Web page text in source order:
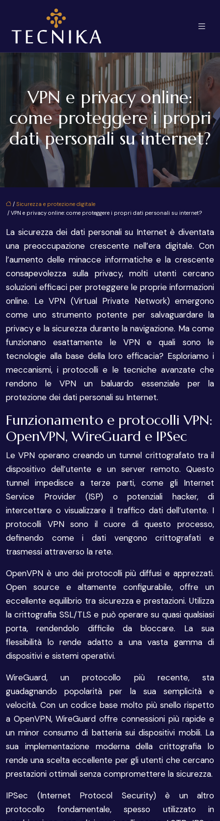
VPN e privacy online:
come proteggere i propri
dati personali su internet?
/ Sicurezza e protezione digitale
/ VPN e privacy online: come proteggere i propri dati personali su internet?
La sicurezza dei dati personali su Internet è diventata
una preoccupazione crescente nell’era digitale. Con
l’aumento delle minacce informatiche e la crescente
consapevolezza sulla privacy, molti utenti cercano
soluzioni efficaci per proteggere le proprie informazioni
online. Le VPN (Virtual Private Network) emergono
come uno strumento potente per salvaguardare la
privacy e la sicurezza durante la navigazione. Ma come
funzionano esattamente le VPN e quali sono le
tecnologie alla base della loro efficacia? Esploriamo i
meccanismi, i protocolli e le tecniche avanzate che
rendono le VPN un baluardo essenziale per la
protezione dei dati personali su Internet.
Funzionamento e protocolli VPN:
OpenVPN, WireGuard e IPSec
Le VPN operano creando un tunnel crittografato tra il
dispositivo dell’utente e un server remoto. Questo
tunnel impedisce a terze parti, come gli Internet
Service Provider (ISP) o potenziali hacker, di
intercettare o visualizzare il traffico dati dell’utente. I
protocolli VPN sono il cuore di questo processo,
definendo come i dati vengono crittografati e
trasmessi attraverso la rete.
OpenVPN è uno dei protocolli più diffusi e apprezzati.
Open source e altamente configurabile, offre un
eccellente equilibrio tra sicurezza e prestazioni. Utilizza
la crittografia SSL/TLS e può operare su quasi qualsiasi
porta, rendendolo difficile da bloccare. La sua
flessibilità lo rende adatto a una vasta gamma di
dispositivi e sistemi operativi.
WireGuard, un protocollo più recente, sta
guadagnando popolarità per la sua semplicità e
velocità. Con un codice base molto più snello rispetto
a OpenVPN, WireGuard offre connessioni più rapide e
un minor consumo di batteria sui dispositivi mobili. La
sua implementazione moderna della crittografia lo
rende una scelta eccellente per gli utenti che cercano
prestazioni ottimali senza compromettere la sicurezza.
IPSec (Internet Protocol Security) è un altro
protocollo fondamentale, spesso utilizzato in